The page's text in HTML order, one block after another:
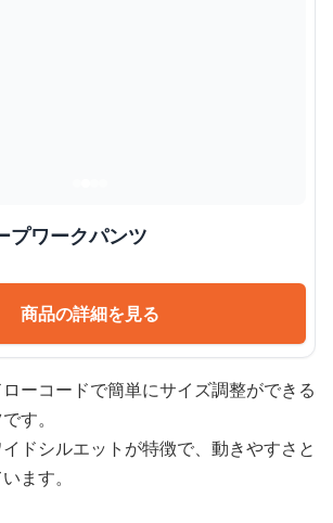
プワークパンツ
商品の詳細を見る
ーコードで簡単にサイズ調整ができる
す。
ドシルエットが特徴で、動きやすさと
ます。